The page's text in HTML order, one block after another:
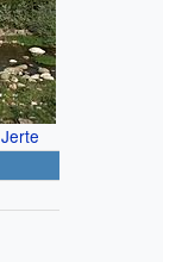
Jerte